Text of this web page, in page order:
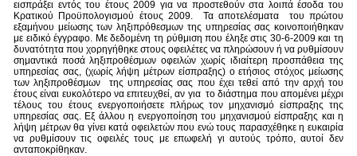
εισπράξει εντός του έτους 2009 για να προστεθούν στα λοιπά έσοδα του
Κρατικού Προϋπολογισμού έτους 2009. Τα αποτελέσματα του πρώτου
εξαμήνου μείωσης των ληξιπρόθεσμων της υπηρεσίας σας κοινοποιήθηκαν
με ειδικό έγγραφο. Με δεδομένη τη ρύθμιση που έληξε στις 30-6-2009 και τη
δυνατότητα που χορηγήθηκε στους οφειλέτες να πληρώσουν ή να ρυθμίσουν
σημαντικά ποσά ληξιπροθέσμων οφειλών χωρίς ιδιαίτερη προσπάθεια της
υπηρεσίας σας, (χωρίς λήψη μέτρων είσπραξης) ο ετήσιος στόχος μείωσης
των ληξιπροθέσμων της υπηρεσίας σας που έχει τεθεί από την αρχή του
έτους είναι ευκολότερο να επιτευχθεί, αν για το διάστημα που απομένει μέχρι
τέλους του έτους ενεργοποιήσετε πλήρως τον μηχανισμό είσπραξης της
υπηρεσίας σας. Εξ άλλου η ενεργοποίηση του μηχανισμού είσπραξης και η
λήψη μέτρων θα γίνει κατά οφειλετών που ενώ τους παρασχέθηκε η ευκαιρία
να ρυθμίσουν τις οφειλές τους με επωφελή γι αυτούς τρόπο, αυτοί δεν
ανταποκρίθηκαν.